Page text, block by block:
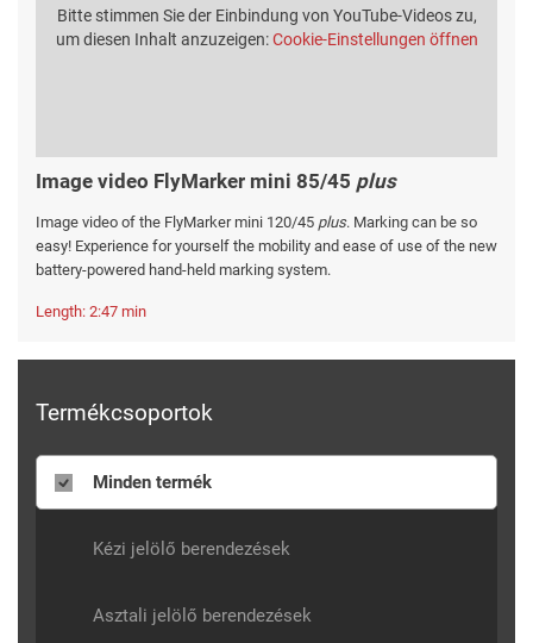
Bitte stimmen Sie der Einbindung von YouTube-Videos zu,
um diesen Inhalt anzuzeigen:Cookie-Einstellungen öffnen
Image video FlyMarker mini 85/45 plus
Image video of the FlyMarker mini 120/45 plus. Marking can be so
easy! Experience for yourself the mobility and ease of use of the new
battery-powered hand-held marking system.
Length: 2:47 min
Termékcsoportok
Minden termék
Kézi jelölő berendezések
Asztali jelölő berendezések